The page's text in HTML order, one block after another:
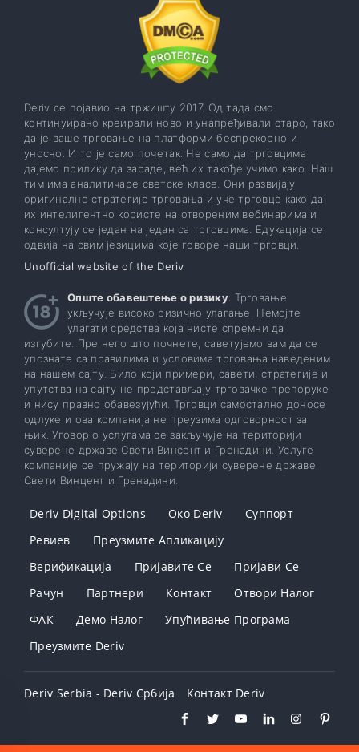
Deriv се појавио на тржишту 2017. Од тада смо
континуирано креирали ново и унапређивали старо, тако
да је ваше трговање на платформи беспрекорно и
уносно. И то је само почетак. Не само да трговцима
дајемо прилику да зараде, већ их такође учимо како. Наш
тим има аналитичаре светске класе. Они развијају
оригиналне стратегије трговања и уче трговце како да
их интелигентно користе на отвореним вебинарима и
консултују се један на један са трговцима. Едукација се
одвија на свим језицима које говоре наши трговци.
Unofficial website of the Deriv
Опште обавештење о ризику: Трговање
укључује високо ризично улагање. Немојте
улагати средства која нисте спремни да
изгубите. Пре него што почнете, саветујемо вам да се
упознате са правилима и условима трговања наведеним
на нашем сајту. Било који примери, савети, стратегије и
упутства на сајту не представљају трговачке препоруке
и нису правно обавезујући. Трговци самостално доносе
одлуке и ова компанија не преузима одговорност за
њих. Уговор о услугама се закључује на територији
суверене државе Свети Винсент и Гренадини. Услуге
компаније се пружају на територији суверене државе
Свети Винцент и Гренадини.
Deriv Digital Options Око Deriv
Суппорт
Ревиев
Преузмите Апликацију
Верификација
Пријавите Се
Пријави Се
Рачун
Партнери Контакт
Отвори Налог
ФАК
Демо Налог
Упућивање Програма
Преузмите Deriv
Deriv Serbia - Deriv Србија Контакт Deriv